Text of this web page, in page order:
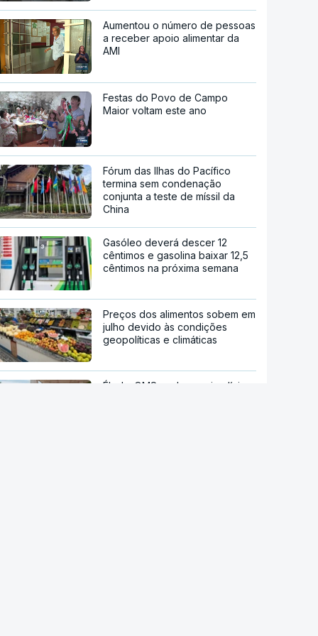
Aumentou o número de pessoas
a receber apoio alimentar da
AMI
Festas do Povo de Campo
Maior voltam este ano
Fórum das Ilhas do Pacífico
termina sem condenação
conjunta a teste de míssil da
China
Gasóleo deverá descer 12
cêntimos e gasolina baixar 12,5
cêntimos na próxima semana
Preços dos alimentos sobem em
julho devido às condições
geopolíticas e climáticas
Ébola. OMS pede ensaio clínico